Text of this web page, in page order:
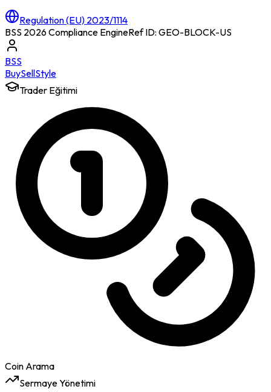
Regulation (EU) 2023/1114
BSS 2026 Compliance EngineRef ID: GEO-BLOCK-US
BSS
BuySellStyle
Trader Eğitimi
Coin Arama
Sermaye Yönetimi